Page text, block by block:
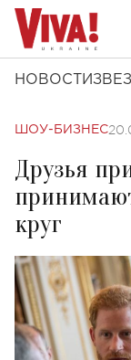
НОВОСТИ
ШОУ-БИЗНЕС
Друзья
круг